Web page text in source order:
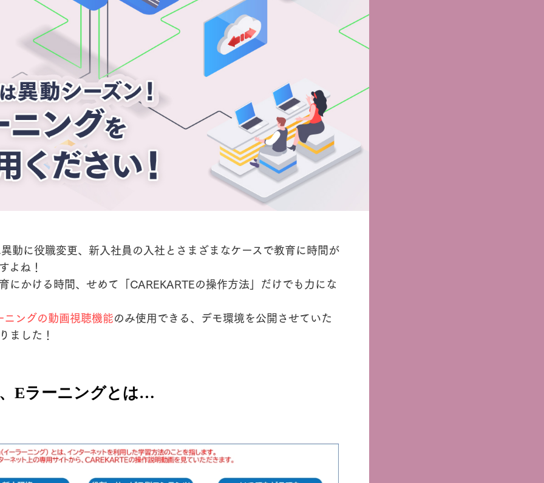
動に役職変更、新入社員の入社とさまざまなケースで教育に時間が
よね！
にかける時間、せめて「CAREKARTEの操作方法」だけでも力にな
ニングの動画視聴機能のみ使用できる、デモ環境を公開させていた
ました！
Eラーニングとは…